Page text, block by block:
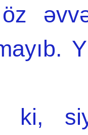
öz
ki,